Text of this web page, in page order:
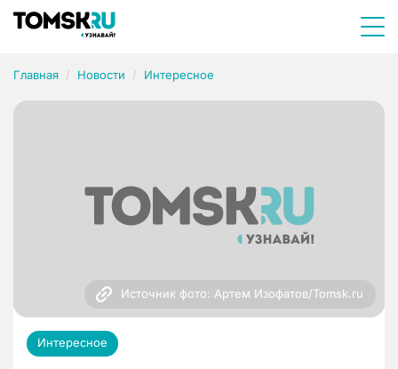
Главная Новости Интересное
Источник фото: Артем Изофатов/Tomsk.ru
Интересное